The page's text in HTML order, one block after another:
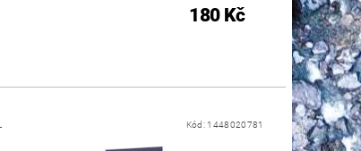
180 Kč
Kód: 1448020781